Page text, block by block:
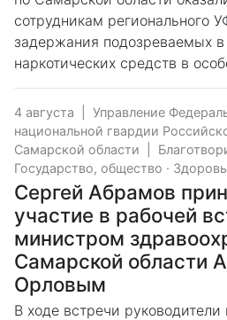
сотрудникам регионального
задержания подозреваемых в
наркотических средств в
4 августа
Управление
национальной гвардии
Самарской области
Государство, общество ·
Сергей Абрамов
участие в рабочей
министром
Самарской области
Орловым
В ходе встречи